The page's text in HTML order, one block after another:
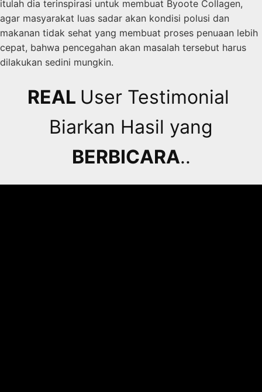
itulah dia terinspirasi untuk membuat Byoote Collagen,
agar masyarakat luas sadar akan kondisi polusi dan
makanan tidak sehat yang membuat proses penuaan lebih
cepat, bahwa pencegahan akan masalah tersebut harus
dilakukan sedini mungkin.
REAL User Testimonial
Biarkan Hasil yang
BERBICARA..